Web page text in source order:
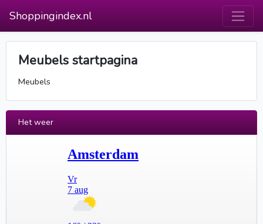
Shoppingindex.nl
Meubels startpagina
Meubels
Het weer